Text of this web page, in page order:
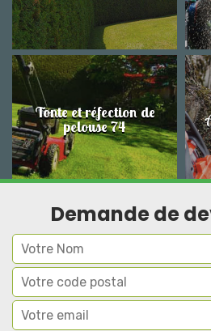
Tonte et réfection de
pelouse 74
Demande de